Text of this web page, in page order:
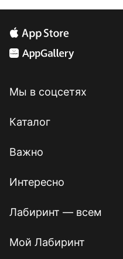
Мы в соцсетях
Каталог
Важно
Интересно
Лабиринт — всем
Мой Лабиринт